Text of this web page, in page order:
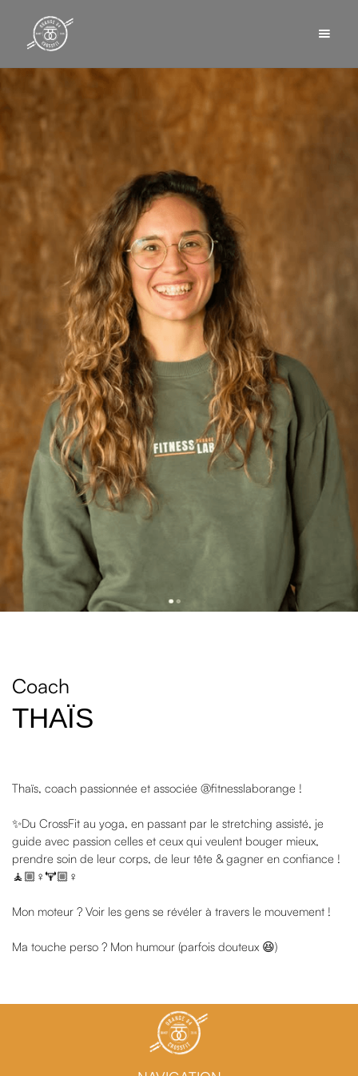
Coach
THAÏS
Thaïs, coach passionnée et associée @fitnesslaborange !
✨Du CrossFit au yoga, en passant par le stretching assisté, je
guide avec passion celles et ceux qui veulent bouger mieux,
prendre soin de leur corps, de leur tête & gagner en confiance !
🧘🏼♀️🏋🏼♀️
Mon moteur ? Voir les gens se révéler à travers le mouvement !
Ma touche perso ? Mon humour (parfois douteux 😆)